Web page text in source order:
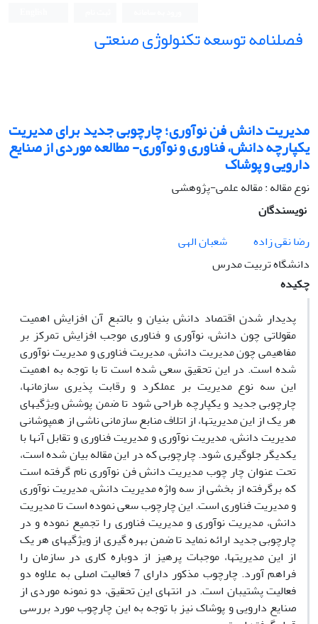
فصلنامه توسعه تکنولوژی صنعتی
مدیریت دانش فن نوآوری؛ چارچوبی جدید برای مدیریت
یکپارچه دانش، فناوری و نوآوری- مطالعه موردی از صنایع
دارویی و پوشاک
نوع مقاله : مقاله علمی-پژوهشی
نویسندگان
رضا نقی زاده
شعبان الهی
دانشگاه تربیت مدرس
چکیده
پدیدار شدن اقتصاد دانش بنیان و بالتبع آن افزایش اهمیت
مقولاتی چون دانش، نوآوری و فناوری موجب افزایش تمرکز بر
مفاهیمی چون مدیریت دانش، مدیریت فناوری و مدیریت نوآوری
شده است. در این تحقیق سعی شده است تا با توجه به اهمیت
این سه نوع مدیریت بر عملکرد و رقابت پذیری سازمانها،
چارچوبی جدید و یکپارچه طراحی شود تا ضمن پوشش ویژگیهای
هر یک از این مدیریتها، از اتلاف منابع سازمانی ناشی از همپوشانی
مدیریت دانش، مدیریت نوآوری و مدیریت فناوری و تقابل آنها با
یکدیگر جلوگیری شود. چارچوبی که در این مقاله بیان شده است،
تحت عنوان چار چوب مدیریت دانش فن نوآوری نام گرفته است
که برگرفته از بخشی از سه واژه مدیریت دانش، مدیریت نوآوری
و مدیریت فناوری است. این چارچوب سعی نموده است تا مدیریت
دانش، مدیریت نوآوری و مدیریت فناوری را تجمیع نموده و در
چارچوبی جدید ارائه نماید تا ضمن بهره گیری از ویژگیهای هر یک
از این مدیریتها، موجبات پرهیز از دوباره کاری در سازمان را
فراهم آورد. چارچوب مذکور دارای 7 فعالیت اصلی به علاوه دو
فعالیت پشتیبان است. در انتهای این تحقیق، دو نمونه موردی از
صنایع دارویی و پوشاک نیز با توجه به این چارچوب مورد بررسی